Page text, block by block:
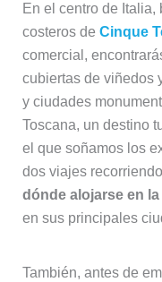
En el centro de
costeros de Cinque
comercial,
cubiertas de viñedos
y ciudades
Toscana, un destino
el que soñamos los
dos viajes
dónde alojarse en
en sus principales
También, antes de